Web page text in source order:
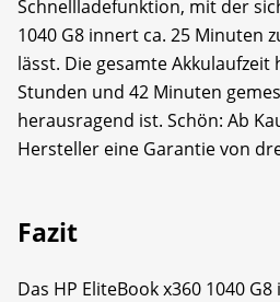
Schnellladefunktion, mit der
1040 G8 innert ca. 25 Minuten
lässt. Die gesamte
Stunden und 42 Minuten
herausragend ist. Schön: Ab
Hersteller eine Garantie von
Fazit
Das HP EliteBook x360 1040